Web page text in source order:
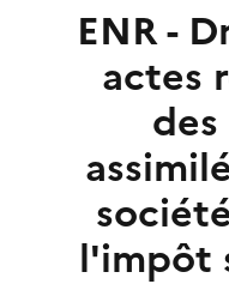
ENR -
actes
l'impôt